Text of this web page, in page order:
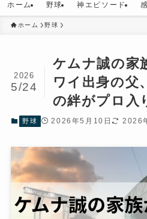
ホーム 野球 神エピソード
ホーム 野球
ケムナ誠の家
ワイ出身の父
の絆がプロ入
2026
5/24
野球 2026年5月10日 2026